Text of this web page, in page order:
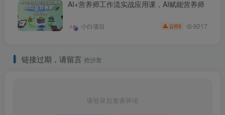
AI+营养师工作流实战应用课，AI赋能营养师
小白项目 云币3 9217
链接过期，请留言 抢沙发
请登录后发表评论